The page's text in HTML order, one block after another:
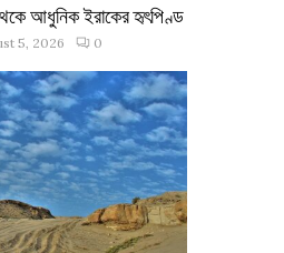
আধুনিক ইরাকের হৃৎপিণ্ড
5, 2026 0